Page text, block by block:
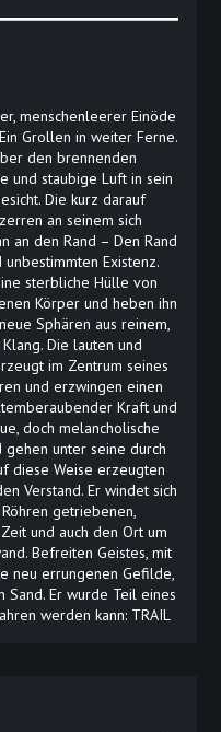
menschenleerer Einöde
Grollen in weiter Ferne.
den brennenden
und staubige Luft in sein
Die kurz darauf
an seinem sich
an den Rand – Den Rand
Existenz.
sterbliche Hülle von
Körper und heben ihn
Sphären aus reinem,
Die lauten und
im Zentrum seines
und erzwingen einen
Kraft und
doch melancholische
unter seine durch
diese Weise erzeugten
Verstand. Er windet sich
getriebenen,
und auch den Ort um
Befreiten Geistes, mit
neu errungenen Gefilde,
Er wurde Teil eines
werden kann: TRAIL